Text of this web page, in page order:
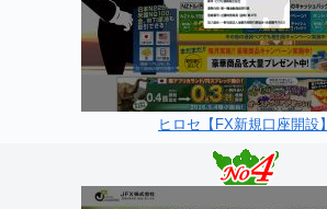
ヒロセ【FX新規口座開設】